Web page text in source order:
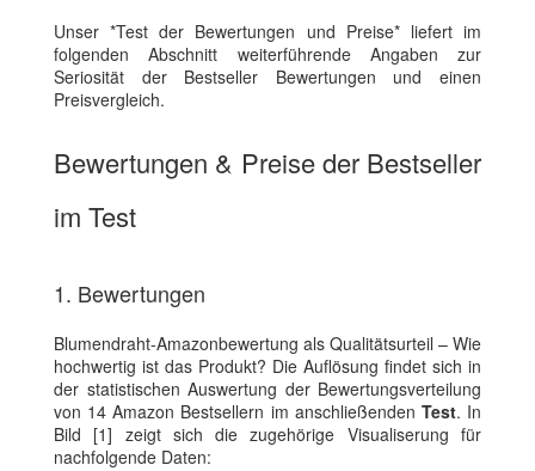
Unser *Test der Bewertungen und Preise* liefert im
folgenden Abschnitt weiterführende Angaben zur
Seriosität der Bestseller Bewertungen und einen
Preisvergleich.
Bewertungen & Preise der Bestseller
im Test
1. Bewertungen
Blumendraht-Amazonbewertung als Qualitätsurteil – Wie
hochwertig ist das Produkt? Die Auflösung findet sich in
der statistischen Auswertung der Bewertungsverteilung
von 14 Amazon Bestsellern im anschließenden Test. In
Bild [1] zeigt sich die zugehörige Visualiserung für
nachfolgende Daten: